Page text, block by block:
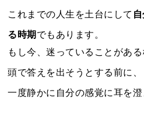
これまでの人生を土台にして
る時期 でもあります。
もし今、迷っていることがある
頭で答えを出そうとする前に、
一度静かに自分の感覚に耳を澄